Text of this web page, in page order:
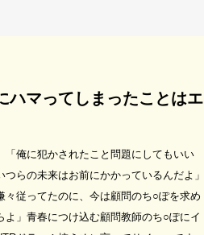
ハマってしまったことはエ
俺に犯かされたこと問題にしてもいい
らの未来はお前にかかっているんだよ」
従ってたのに、今は顧問のち○ぽを求め
」青春につけ込む顧問教師のち○ぽにイ